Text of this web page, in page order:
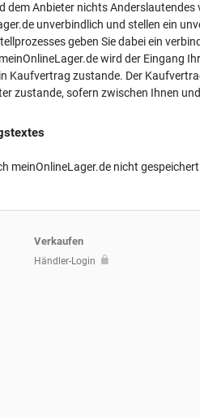
dem Anbieter nichts
unverbindlich und stellen ein
geben Sie dabei ein
wird der Eingang
Kaufvertrag zustande. Der
zustande, sofern zwischen Ihnen
meinOnlineLager.de nicht
Verkaufen
Händler-Login